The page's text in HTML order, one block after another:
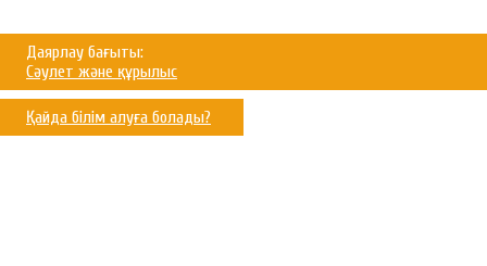
Даярлау бағыты:
Сәулет және құрылыс
Қайда білім алуға болады?